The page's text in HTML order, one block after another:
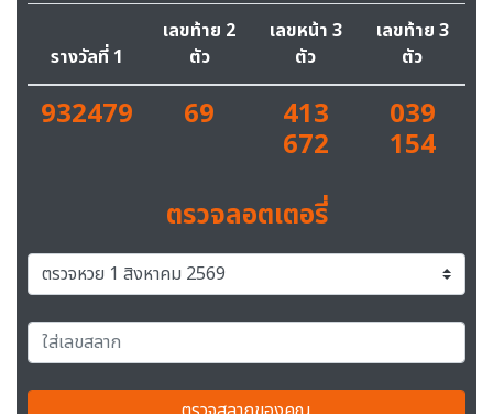
รางวัลที่ 1
เลขท้าย 2
ตัว
เลขหน้า 3
ตัว
เลขท้าย 3
ตัว
932479 69 413
672
039
154
ตรวจลอตเตอรี่